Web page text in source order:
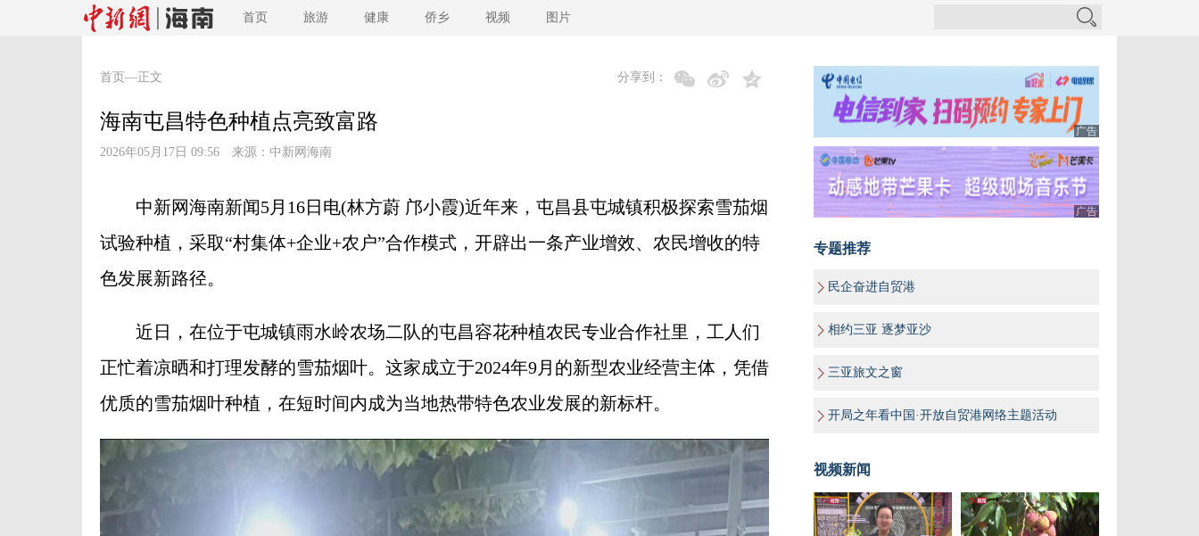
首页 旅游 健康 侨乡 视频 图片
首页 —正文 分享到：
海南屯昌特色种植点亮致富路
2026年05月17日 09:56 来源： 中新网海南
中新网海南新闻5月16日电(林方蔚 邝小霞)近年来，屯昌县屯城镇积极探索雪茄烟
试验种植，采取“村集体+企业+农户”合作模式，开辟出一条产业增效、农民增收的特
色发展新路径。
近日，在位于屯城镇雨水岭农场二队的屯昌容花种植农民专业合作社里，工人们
正忙着凉晒和打理发酵的雪茄烟叶。这家成立于2024年9月的新型农业经营主体，凭借
优质的雪茄烟叶种植，在短时间内成为当地热带特色农业发展的新标杆。
广告
广告
专题推荐
民企奋进自贸港
相约三亚 逐梦亚沙
三亚旅文之窗
开局之年看中国·开放自贸港网络主题活动
视频新闻